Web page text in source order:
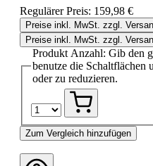
Regulärer Preis: 159,98 €
Preise inkl. MwSt. zzgl.
Preise inkl. MwSt. zzgl.
Produkt Anzahl: Gib den
benutze die Schaltflächen
oder zu reduzieren.
Zum Vergleich hinzufügen